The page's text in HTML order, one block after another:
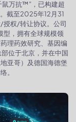
万抗™”，已构建超
截至2025年12月31
授权/转让协议。公司
型，拥有全球规模领
理药效研究、基因编
位于北京，并在中国
亚哥）及德国海德堡
。